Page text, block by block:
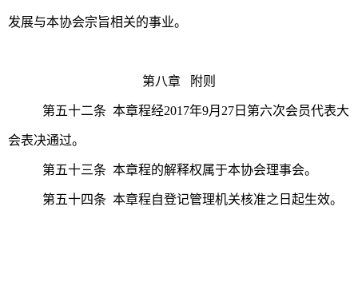
发展与本协会宗旨相关的事业。
第八章 附则
第五十二条 本章程经2017年9月27日第六次会员代表大
会表决通过。
第五十三条 本章程的解释权属于本协会理事会。
第五十四条 本章程自登记管理机关核准之日起生效。